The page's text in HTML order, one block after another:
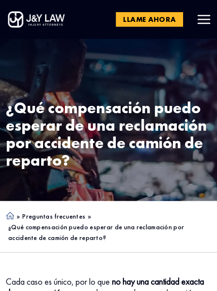
LLAME AHORA
¿Qué compensación puedo
esperar de una reclamación
por accidente de camión de
reparto?
Ho
me
» Preguntas frecuentes »
¿Qué compensación puedo esperar de una reclamación por
accidente de camión de reparto?
Cada caso es único, por lo que nohay una cantidad exacta